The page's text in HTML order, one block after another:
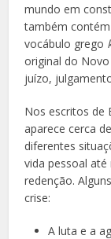
mundo em
também contém
vocábulo grego
original do
juízo,
Nos escritos de
aparece cerca
diferentes
vida pessoal
redenção.
crise:
A luta e a